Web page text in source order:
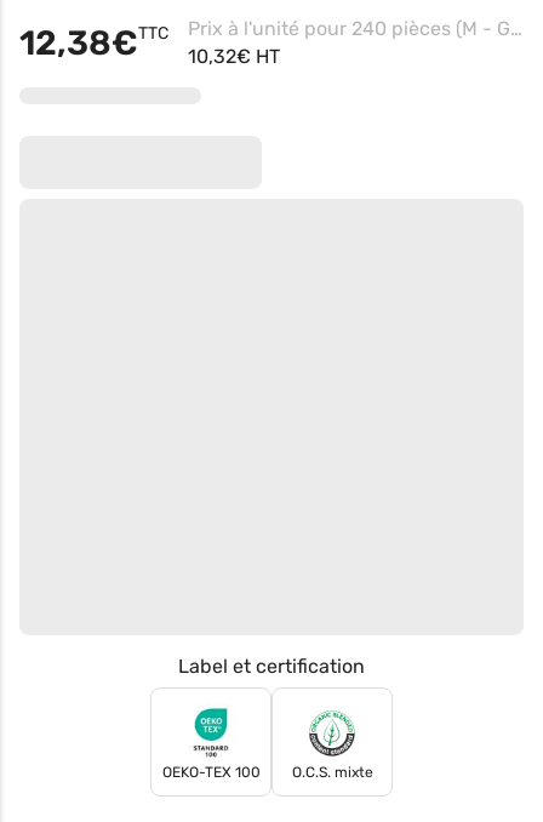
12,38€TTC
Prix à l'unité pour 240 pièces (M - Grey Heather/navy)
10,32€ HT
Label et certification
OEKO-TEX 100 O.C.S. mixte